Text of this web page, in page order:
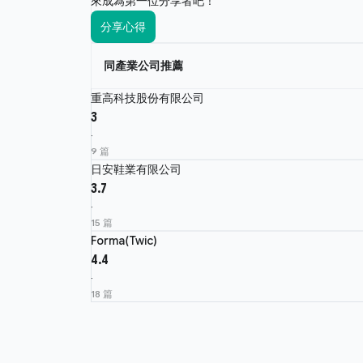
分享心得
同產業公司推薦
重高科技股份有限公司
3
·
9 篇
日安鞋業有限公司
3.7
·
15 篇
Forma(Twic)
4.4
·
18 篇